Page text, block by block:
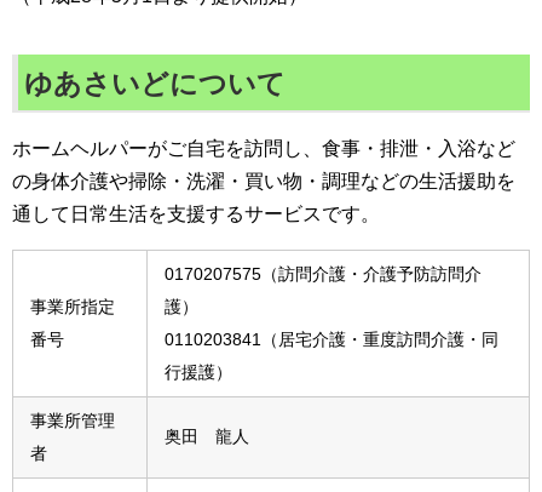
ゆあさいどについて
ホームヘルパーがご自宅を訪問し、食事・排泄・入浴など
の身体介護や掃除・洗濯・買い物・調理などの生活援助を
通して日常生活を支援するサービスです。
事業所指定
番号
0170207575（訪問介護・介護予防訪問介
護）
0110203841（居宅介護・重度訪問介護・同
行援護）
事業所管理
者
奥田 龍人